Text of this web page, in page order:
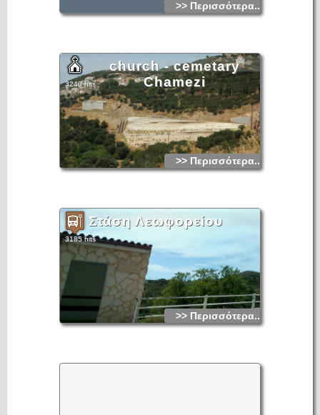
>> Περισσότερα...
church - cemetary
Chamezi
3240 hits
>> Περισσότερα...
Στάση Λεωφορείου
3185 hits
>> Περισσότερα...